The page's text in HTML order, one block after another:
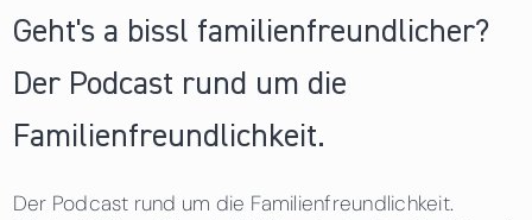
Geht's a bissl familienfreundlicher?
Der Podcast rund um die
Familienfreundlichkeit.
Der Podcast rund um die Familienfreundlichkeit.